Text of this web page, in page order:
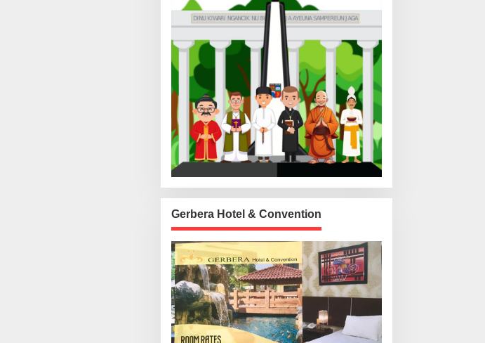
Gerbera Hotel & Convention